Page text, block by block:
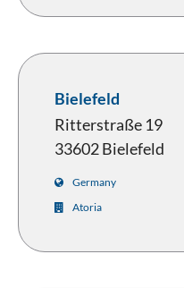
Bielefeld
Ritterstraße 19
33602 Bielefeld
Germany
Atoria